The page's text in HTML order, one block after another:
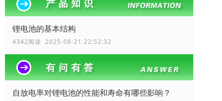
锂电池的基本结构
4342阅读 2025-08-21 22:52:32
自放电率对锂电池的性能和寿命有哪些影响？